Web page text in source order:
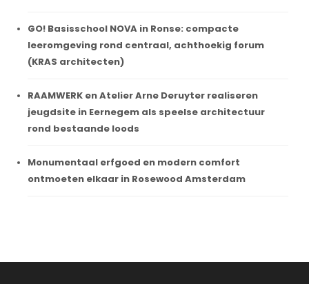
GO! Basisschool NOVA in Ronse: compacte
leeromgeving rond centraal, achthoekig forum
(KRAS architecten)
RAAMWERK en Atelier Arne Deruyter realiseren
jeugdsite in Eernegem als speelse architectuur
rond bestaande loods
Monumentaal erfgoed en modern comfort
ontmoeten elkaar in Rosewood Amsterdam